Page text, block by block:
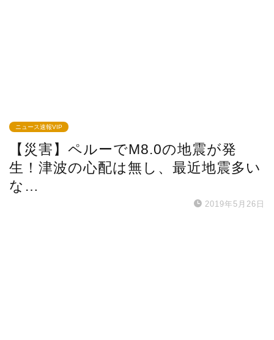
ニュース速報VIP
【災害】ペルーでM8.0の地震が発
生！津波の心配は無し、最近地震多い
な…
2019年5月26日